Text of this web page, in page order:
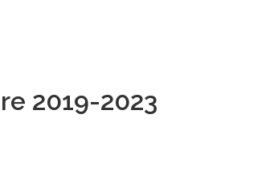
2019-2023